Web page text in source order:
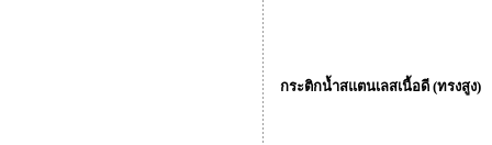
กระติกน้ำสแตนเลสเนื้อดี (ทรงสูง)